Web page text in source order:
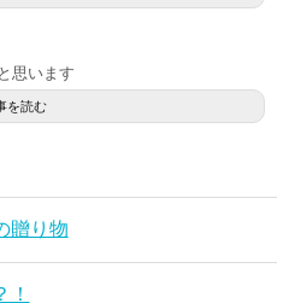
思います
を読む
贈り物
！